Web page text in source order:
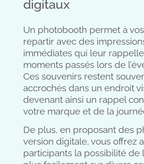
digitaux
Un photobooth permet à
repartir avec des
immédiates qui leur
moments passés lors de
Ces souvenirs restent
accrochés dans un endroit
devenant ainsi un rappel
votre marque et de la
De plus, en proposant des
version digitale, vous offrez
participants la possibilité de